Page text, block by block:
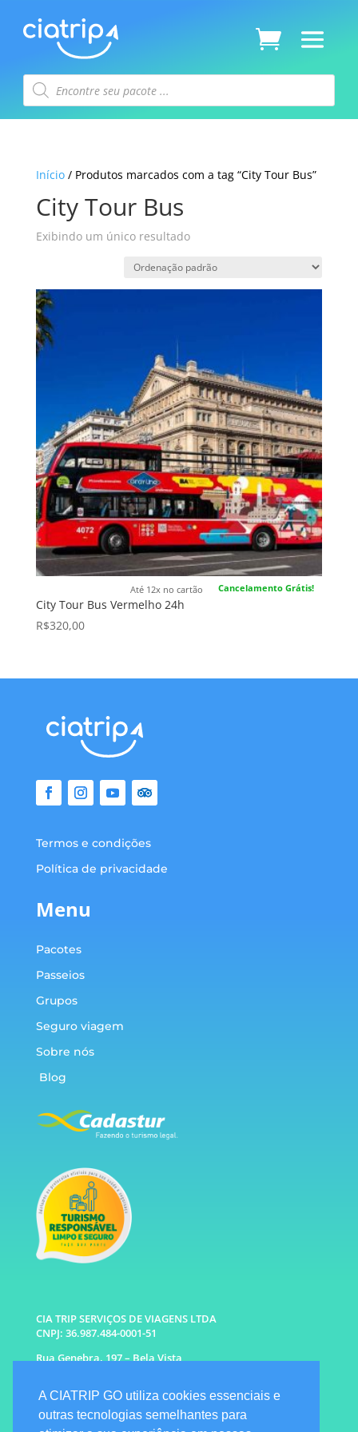
Pesquisar
produtos
Início/ Produtos marcados com a tag “City Tour Bus”
City Tour Bus
Exibindo um único resultado
Até 12x no cartão Cancelamento Grátis!
City Tour Bus Vermelho 24h
R$320,00
Termos e condições
Política de privacidade
Menu
Pacotes
Passeios
Grupos
Seguro viagem
Sobre nós
Blog
CIA TRIP SERVIÇOS DE VIAGENS LTDA
CNPJ: 36.987.484-0001-51
Rua Genebra, 197 – Bela Vista
WhatsApp: (11) 96333-6677 |
94341-1314
E-mail: info@ciatrip.com
A CIATRIP GO utiliza cookies essenciais e
outras tecnologias semelhantes para